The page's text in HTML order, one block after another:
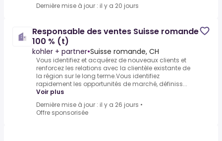
Dernière mise à jour : il y a 20 jours
Responsable des ventes Suisse romande
100 % (t)
kohler + partner•Suisse romande, CH
Vous identifiez et acquérez de nouveaux clients et
renforcez les relations avec la clientèle existante de
la région sur le long terme.Vous identifiez
rapidement les opportunités de marché, définiss...
Voir plus
Dernière mise à jour : il y a 26 jours •
Offre sponsorisée